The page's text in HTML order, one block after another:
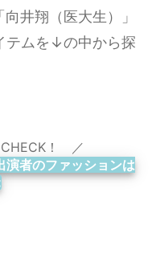
井翔（医大生）」
テムを↓の中から探
！ ／
者のファッションは